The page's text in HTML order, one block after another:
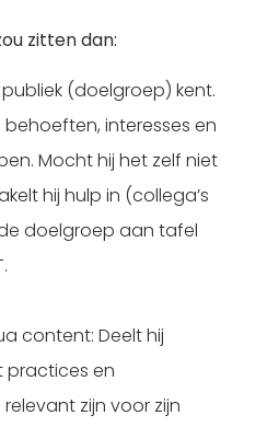
zitten dan:
(doelgroep) kent.
behoeften, interesses en
Mocht hij het zelf niet
hij hulp in (collega’s
doelgroep aan tafel
content: Deelt hij
practices en
zijn voor zijn